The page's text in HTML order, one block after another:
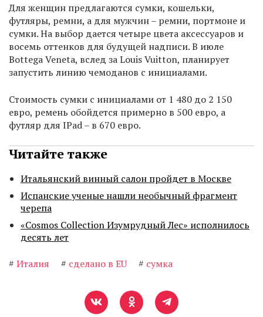
Для женщин предлагаются сумки, кошельки,
футляры, ремни, а для мужчин – ремни, портмоне и
сумки. На выбор дается четыре цвета аксессуаров и
восемь оттенков для будущей надписи. В июле
Bottega Veneta, вслед за Louis Vuitton, планирует
запустить линию чемоданов с инициалами.
Стоимость сумки с инициалами от 1 480 до 2 150
евро, ремень обойдется примерно в 500 евро, а
футляр для IPad – в 670 евро.
Читайте также
Итальянский винный салон пройдет в Москве
Испанские ученые нашли необычный фрагмент
черепа
«Cosmos Collection Изумрудный Лес» исполнилось
десять лет
# Италия # сделано в EU # сумка